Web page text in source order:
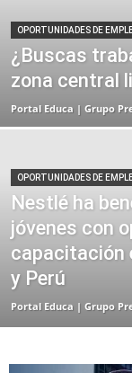
OPORTUNIDADES DE
¿Buscas
zona central
Portal Educa | Grupo
OPORTUNIDADES DE
Nestlé ha
jóvenes con
capacitación
y Perú
Portal Educa | Grupo